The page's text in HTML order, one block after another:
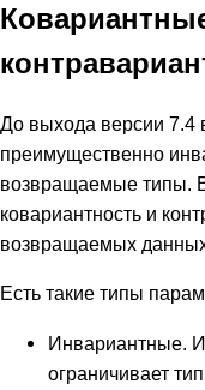
До выхода версии 7.4
преимущественно
возвращаемые типы.
ковариантность и
возвращаемых
Есть такие типы
Инвариантные.
ограничивает